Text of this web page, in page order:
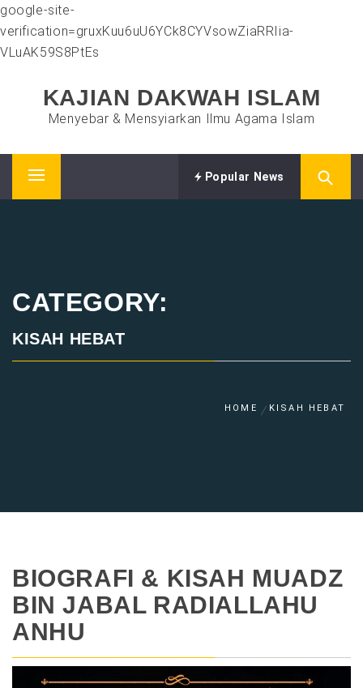
google-site-
verification=gruxKuu6uU6YCk8CYVsowZiaRRIia-
VLuAK59S8PtEs
KAJIAN DAKWAH ISLAM
Menyebar & Mensyiarkan Ilmu Agama Islam
Primary
Popular News
CATEGORY:
KISAH HEBAT
HOME KISAH HEBAT
BIOGRAFI & KISAH MUADZ
BIN JABAL RADIALLAHU
ANHU